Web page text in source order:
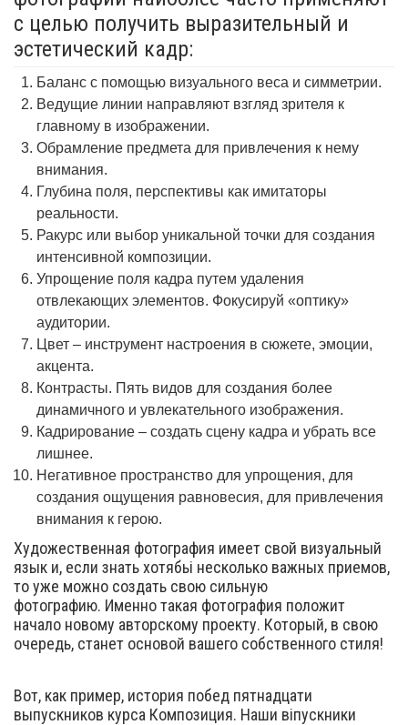
с целью получить выразительный и
эстетический кадр:
Баланс с помощью визуального веса и симметрии.
Ведущие линии направляют взгляд зрителя к
главному в изображении.
Обрамление предмета для привлечения к нему
внимания.
Глубина поля, перспективы как имитаторы
реальности.
Ракурс или выбор уникальной точки для создания
интенсивной композиции.
Упрощение поля кадра путем удаления
отвлекающих элементов. Фокусируй «оптику»
аудитории.
Цвет – инструмент настроения в сюжете, эмоции,
акцента.
Контрасты. Пять видов для создания более
динамичного и увлекательного изображения.
Кадрирование – создать сцену кадра и убрать все
лишнее.
Негативное пространство для упрощения, для
создания ощущения равновесия, для привлечения
внимания к герою.
Художественная фотография имеет свой визуальный
язык и, если знать хотябьі несколько важных приемов,
то уже можно создать свою сильную
фотографию. Именно такая фотография положит
начало новому авторскому проекту. Который, в свою
очередь, станет основой вашего собственного стиля!
Вот, как пример, история побед пятнадцати
выпускников курса Композиция. Наши віпускники